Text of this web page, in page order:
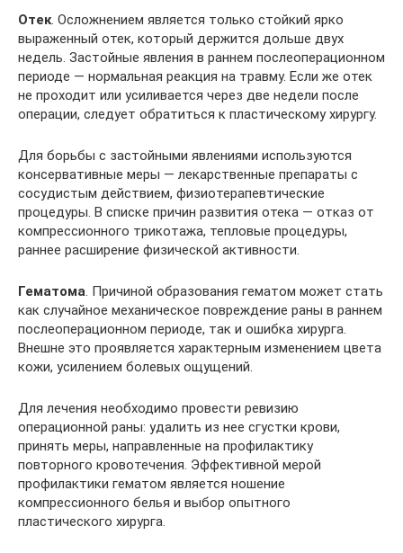
Отек . Осложнением является только стойкий ярко
выраженный отек, который держится дольше двух
недель. Застойные явления в раннем послеоперационном
периоде — нормальная реакция на травму. Если же отек
не проходит или усиливается через две недели после
операции, следует обратиться к пластическому хирургу.
Для борьбы с застойными явлениями используются
консервативные меры — лекарственные препараты с
сосудистым действием, физиотерапевтические
процедуры. В списке причин развития отека — отказ от
компрессионного трикотажа, тепловые процедуры,
раннее расширение физической активности.
Гематома . Причиной образования гематом может стать
как случайное механическое повреждение раны в раннем
послеоперационном периоде, так и ошибка хирурга.
Внешне это проявляется характерным изменением цвета
кожи, усилением болевых ощущений.
Для лечения необходимо провести ревизию
операционной раны: удалить из нее сгустки крови,
принять меры, направленные на профилактику
повторного кровотечения. Эффективной мерой
профилактики гематом является ношение
компрессионного белья и выбор опытного
пластического хирурга.